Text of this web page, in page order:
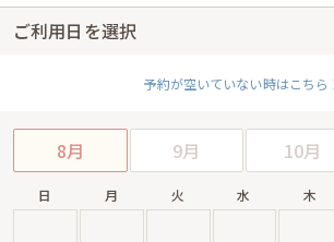
ご利用日を選択
予約が空いていない時はこちら
8月 9月 10月
日 月 火 水 木